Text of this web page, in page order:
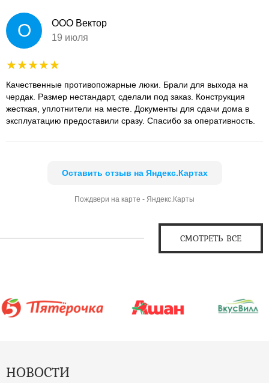
О
ООО Вектор
19 июля
Качественные противопожарные люки. Брали для выхода на
чердак. Размер нестандарт, сделали под заказ. Конструкция
жесткая, уплотнители на месте. Документы для сдачи дома в
эксплуатацию предоставили сразу. Спасибо за оперативность.
Оставить отзыв на Яндекс.Картах
Пождвери на карте - Яндекс.Карты
СМОТРЕТЬ ВСЕ
НОВОСТИ